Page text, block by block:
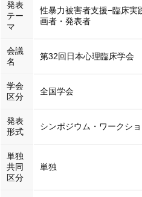
発表
テー
マ
性暴力被害者支援−臨床
画者・発表者
会議
名
第32回日本心理臨床学会
学会
区分
全国学会
発表
形式
シンポジウム・ワークシ
単独
共同
区分
単独